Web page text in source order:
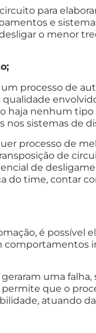
para
e
o menor
processo de
haja nenhum
nos sistemas de
processo de
de
de
do time, contar
é possível
comportamentos
uma falha,
que o
atuando